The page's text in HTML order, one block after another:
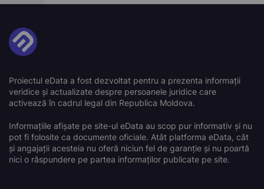
Proiectul eData a fost dezvoltat pentru a prezenta informații
veridice și actualizate despre persoanele juridice care
activează în cadrul legal din Republica Moldova.
Informațiile afișate pe site-ul eData au scop pur informativ și nu
pot fi folosite ca documente oficiale. Atât platforma eData, cât
și angajații acesteia nu oferă niciun fel de garanție și nu poartă
nici o răspundere pe partea informaților publicate pe site.